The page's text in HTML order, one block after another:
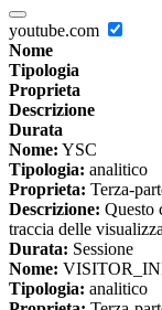
youtube.com
Nome
Tipologia
Proprieta
Descrizione
Durata
Nome: YSC
Tipologia: analitico
Proprieta: Terza-
Descrizione: Questo
traccia delle
Durata: Sessione
Nome:
Tipologia: analitico